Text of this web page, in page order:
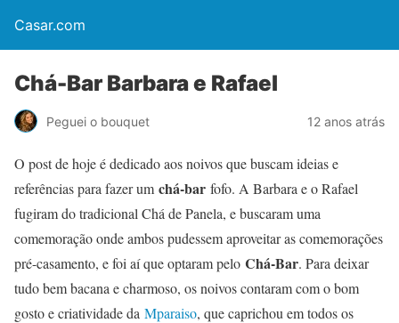
Casar.com
Chá-Bar Barbara e Rafael
Peguei o bouquet 12 anos atrás
O post de hoje é dedicado aos noivos que buscam ideias e
referências para fazer um chá-bar fofo. A Barbara e o Rafael
fugiram do tradicional Chá de Panela, e buscaram uma
comemoração onde ambos pudessem aproveitar as comemorações
pré-casamento, e foi aí que optaram pelo Chá-Bar. Para deixar
tudo bem bacana e charmoso, os noivos contaram com o bom
gosto e criatividade da Mparaiso, que caprichou em todos os